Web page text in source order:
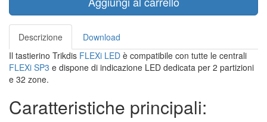
Descrizione
Download
Il tastierino Trikdis FLEXi LED è compatibile con tutte le centrali
FLEXi SP3 e dispone di indicazione LED dedicata per 2 partizioni
e 32 zone.
Caratteristiche principali: